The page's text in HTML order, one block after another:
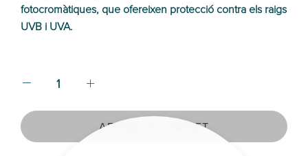
fotocromàtiques, que ofereixen protecció contra els raigs
UVB i UVA.
AFEGIR AL CARRET